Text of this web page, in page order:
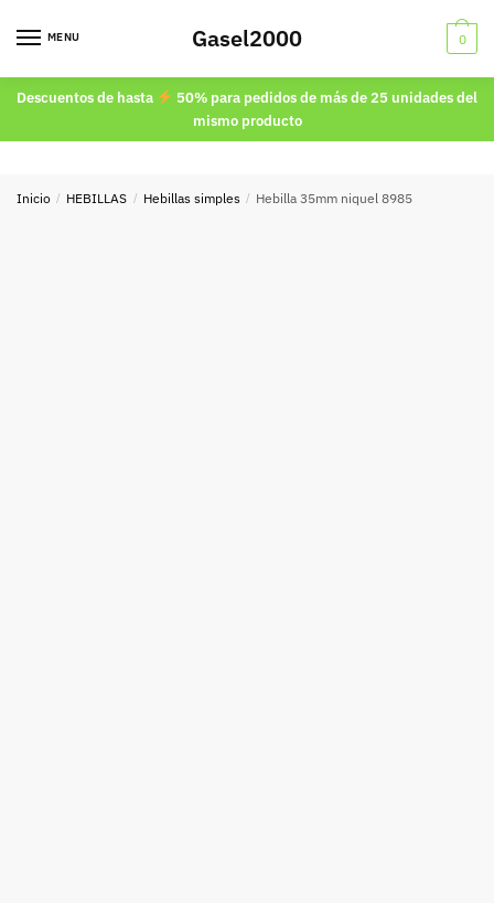
MENU Gasel2000 0
Descuentos de hasta
50% para pedidos de más de 25 unidades del
mismo producto
Inicio / HEBILLAS / Hebillas simples / Hebilla 35mm niquel 8985